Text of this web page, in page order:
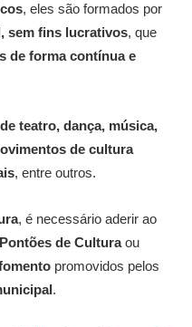
, eles são formados por
sem fins lucrativos, que
de forma contínua e
teatro, dança, música,
de cultura
, entre outros.
, é necessário aderir ao
de Culturaou
promovidos pelos
.